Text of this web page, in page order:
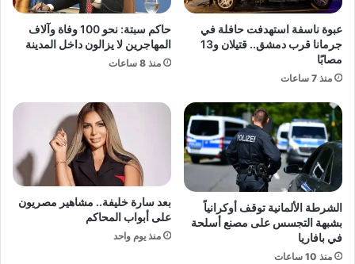
ف
ي
ع
ط
ة
ه
ي
ة
ل
أ
ق
و
أ
ق
د
م
ج
م
ع
ت
أ
عبوة ناسفة استهدفت حافلة في
جرمانا قرب دمشق.. قتيلان و13
مصابًا
منذ 7 ساعات
حاكم سبتة: نحو 100 وفاة وآلاف
المهاجرين لا يزالون داخل المدينة
منذ 8 ساعات
الشرطة الألمانية توقف أوكرانياً
بشبهة التجسس على مصنع أسلحة
في بافاريا
منذ 10 ساعات
بعد سارة خليفة.. مشاهير مصريون
على أبواب المحاكم
منذ يوم واحد